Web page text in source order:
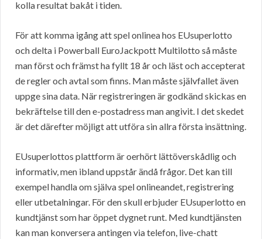
kolla resultat bakåt i tiden.
För att komma igång att spel onlinea hos EUsuperlotto
och delta i Powerball EuroJackpott Multilotto så måste
man först och främst ha fyllt 18 år och läst och accepterat
de regler och avtal som finns. Man måste självfallet även
uppge sina data. När registreringen är godkänd skickas en
bekräftelse till den e-postadress man angivit. I det skedet
är det därefter möjligt att utföra sin allra första insättning.
EUsuperlottos plattform är oerhört lättöverskådlig och
informativ, men ibland uppstår ändå frågor. Det kan till
exempel handla om själva spel onlineandet, registrering
eller utbetalningar. För den skull erbjuder EUsuperlotto en
kundtjänst som har öppet dygnet runt. Med kundtjänsten
kan man konversera antingen via telefon, live-chatt